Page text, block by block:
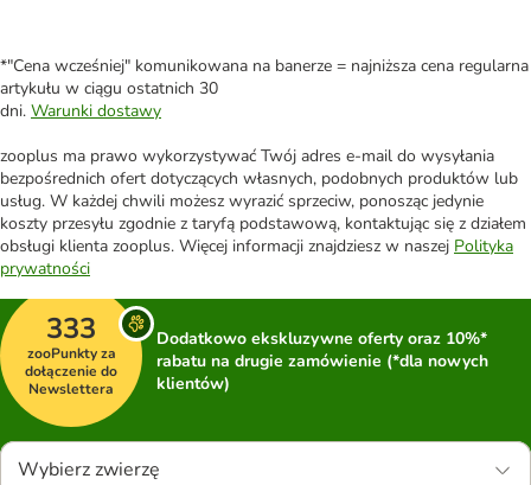
*"Cena wcześniej" komunikowana na banerze = najniższa cena regularna
artykułu w ciągu ostatnich 30
dni. Warunki dostawy
zooplus ma prawo wykorzystywać Twój adres e-mail do wysyłania
bezpośrednich ofert dotyczących własnych, podobnych produktów lub
usług. W każdej chwili możesz wyrazić sprzeciw, ponosząc jedynie
koszty przesyłu zgodnie z taryfą podstawową, kontaktując się z działem
obsługi klienta zooplus. Więcej informacji znajdziesz w naszej Polityka
prywatności
333
zooPunkty za
dołączenie do
Newslettera
Dodatkowo ekskluzywne oferty oraz 10%*
rabatu na drugie zamówienie (*dla nowych
klientów)
Wybierz zwierzę